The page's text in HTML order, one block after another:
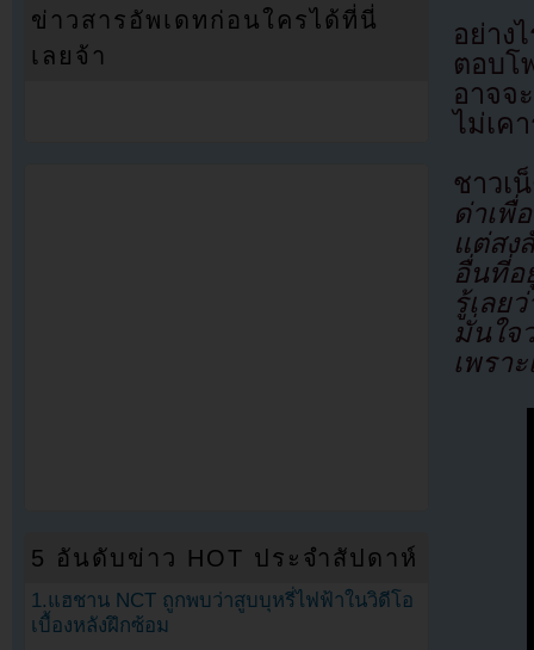
อย่าง
ตอบโ
อาจจ
ไม่เค
ชาวเ
ด่าเพื่
แต่สง
อื่นที่อ
รู้เลย
มั่นใจ
เพรา
ข่าวสารอัพเดทก่อนใครได้ที่นี่
เลยจ้า
5 อันดับข่าว HOT ประจำสัปดาห์
1.แฮชาน NCT ถูกพบว่าสูบบุหรี่ไฟฟ้าในวิดีโอ
เบื้องหลังฝึกซ้อม